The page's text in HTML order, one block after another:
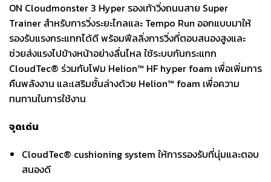
ON Cloudmonster 3 Hyper รองเท้าวิ่งถนนสาย Super
Trainer สำหรับการวิ่งระยะไกลและ Tempo Run ออกแบบมาให้
รองรับแรงกระแทกได้ดี พร้อมฟีลลิ่งการวิ่งที่ตอบสนองสูงและ
ช่วยส่งแรงไปข้างหน้าอย่างลื่นไหล ใช้ระบบกันกระแทก
CloudTec® ร่วมกับโฟม Helion™ HF hyper foam เพื่อเพิ่มการ
คืนพลังงาน และเสริมชั้นล่างด้วย Helion™ foam เพื่อความ
ทนทานในการใช้งาน
จุดเด่น
CloudTec® cushioning system ให้การรองรับที่นุ่มและตอบ
สนองดี